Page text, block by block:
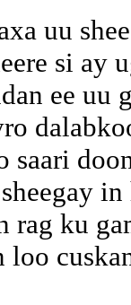
uu
si ay
ee uu
saari
rag ku
loo